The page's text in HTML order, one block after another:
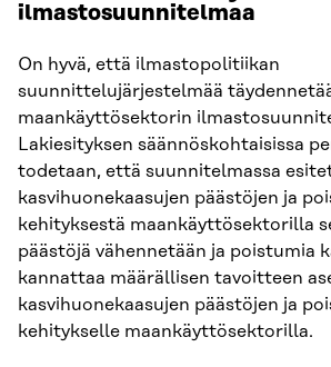
ilmastosuunnitelmaa
On hyvä, että ilmastopolitiikan
suunnittelujärjestelmää
maankäyttösektorin
Lakiesityksen säännöskohtaisissa
todetaan, että suunnitelmassa
kasvihuonekaasujen päästöjen ja
kehityksestä maankäyttösektorilla
päästöjä vähennetään ja poistumia
kannattaa määrällisen tavoitteen
kasvihuonekaasujen päästöjen ja
kehitykselle maankäyttösektorilla.